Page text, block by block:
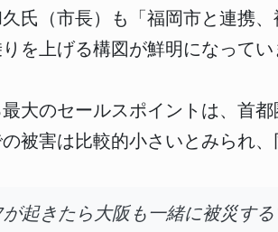
氏（市長）も「福岡市と連携
を上げる構図が鮮明になってい
大のセールスポイントは、首
被害は比較的小さいとみられ
が起きたら大阪も一緒に被災す